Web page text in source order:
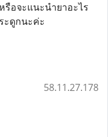
อจะแนะนำยาอะไร
ะดูกนะค่ะ
58.11.27.178